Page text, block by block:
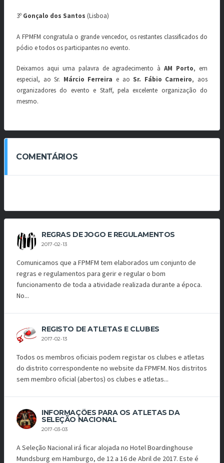
3º Gonçalo dos Santos (Lisboa)
A FPMFM congratula o grande vencedor, os restantes classificados do
pódio e todos os participantes no evento.
Deixamos aqui uma palavra de agradecimento àAM Porto, em
especial, ao Sr. Márcio Ferreira e ao Sr. Fábio Carneiro, aos
organizadores do evento e Staff, pela excelente organização do
mesmo.
COMENTÁRIOS
REGRAS DE JOGO E REGULAMENTOS
2017-02-13
Comunicamos que a FPMFM tem elaborados um conjunto de
regras e regulamentos para gerir e regular o bom
funcionamento de toda a atividade realizada durante a época.
No...
REGISTO DE ATLETAS E CLUBES
2017-02-13
Todos os membros oficiais podem registar os clubes e atletas
do distrito correspondente no website da FPMFM. Nos distritos
sem membro oficial (abertos) os clubes e atletas...
INFORMAÇÕES PARA OS ATLETAS DA
SELEÇÃO NACIONAL
2017-03-03
A Seleção Nacional irá ficar alojada no Hotel Boardinghouse
Mundsburg em Hamburgo, de 12 a 16 de Abril de 2017. Este é